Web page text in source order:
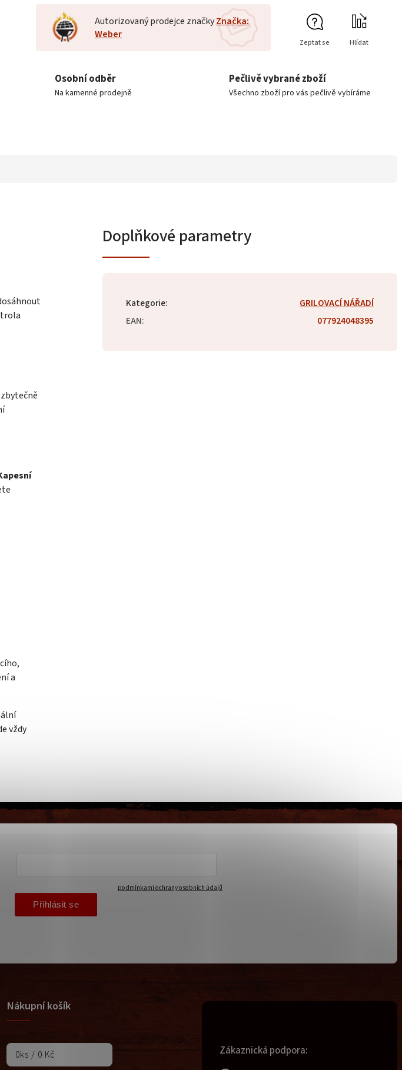
Autorizovaný prodejce značkyZnačka:
Weber
Zeptat se Hlídat
Osobní odběr
Na kamenné prodejně
Pečlivě vybrané zboží
Všechno zboží pro vás pečlivě vybíráme
a
vždy
Doplňkové parametry
Kategorie:
GRILOVACÍ NÁŘADÍ
EAN: 077924048395
Zákaznická podpora:
Nákupní košík
0ks / 0 Kč
podmínkami ochrany osobních údajů
Přihlásit se